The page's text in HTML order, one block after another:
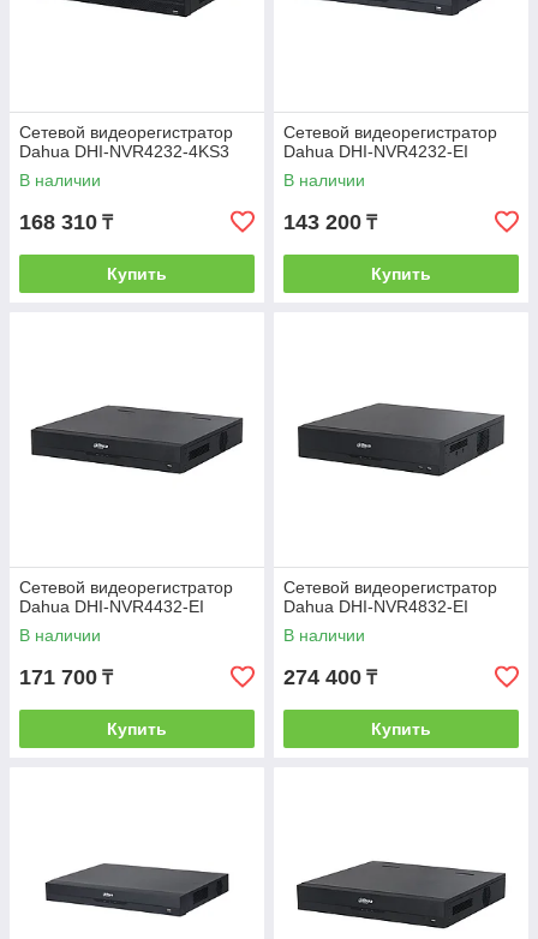
Сетевой видеорегистратор
Dahua DHI-NVR4232-4KS3
В наличии
168 310 ₸
Купить
Сетевой видеорегистратор
Dahua DHI-NVR4232-EI
В наличии
143 200 ₸
Купить
Сетевой видеорегистратор
Dahua DHI-NVR4432-EI
В наличии
171 700 ₸
Купить
Сетевой видеорегистратор
Dahua DHI-NVR4832-EI
В наличии
274 400 ₸
Купить